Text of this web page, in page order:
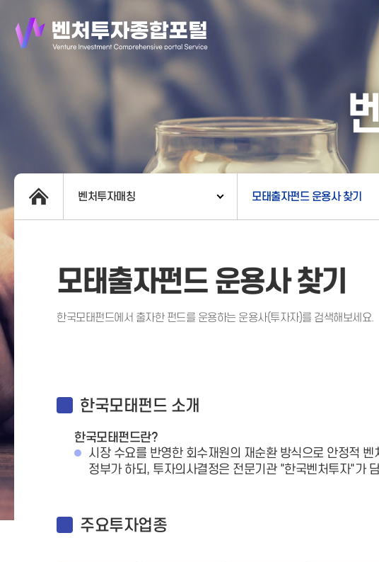
-
-
벤처투자매칭 모태출자펀드 운용사 찾기
모태출자펀드 운용사 찾기
한국모태펀드에서 출자한 펀드를 운용하는 운용사(투자자)를 검색해보세요.
한국모태펀드 소개
한국모태펀드란?
시장 수요를 반영한 회수재원의 재순환 방식으로 안정적
정부가 하되, 투자의사결정은 전문기관 "한국벤처투자"가
주요투자업종